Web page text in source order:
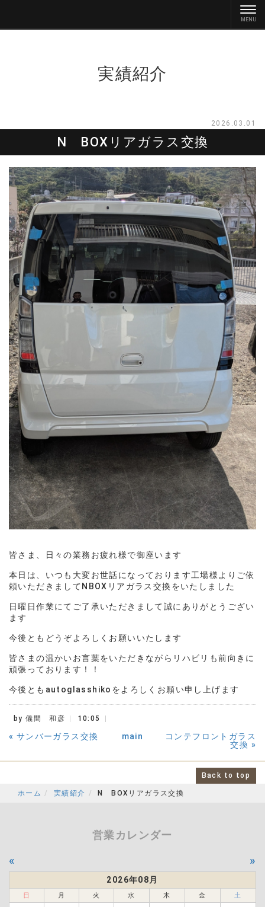
実績紹介
2026.03.01
N BOXリアガラス交換
皆さま、日々の業務お疲れ様で御座います
本日は、いつも大変お世話になっております工場様よりご依
頼いただきましてNBOXリアガラス交換をいたしました
日曜日作業にてご了承いただきまして誠にありがとうござい
ます
今後ともどうぞよろしくお願いいたします
皆さまの温かいお言葉をいただきながらリハビリも前向きに
頑張っております！！
今後ともautoglasshikoをよろしくお願い申し上げます
by儀間 和彦 10:05
« サンバーガラス交換 main
コンテフロントガラス
交換 »
Back to top
ホーム 実績紹介 N BOXリアガラス交換
営業カレンダー
« »
2026年08月
日 月 火 水 木 金 土